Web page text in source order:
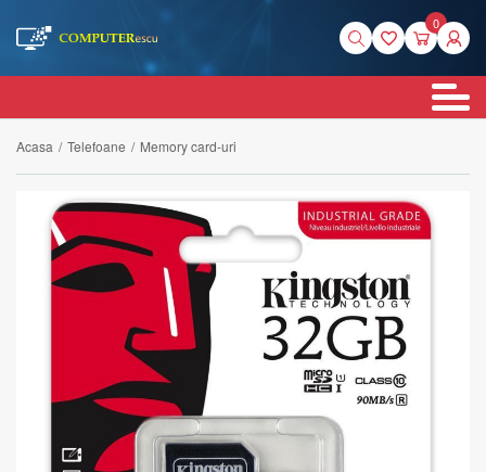
0
Acasa / Telefoane / Memory card-uri